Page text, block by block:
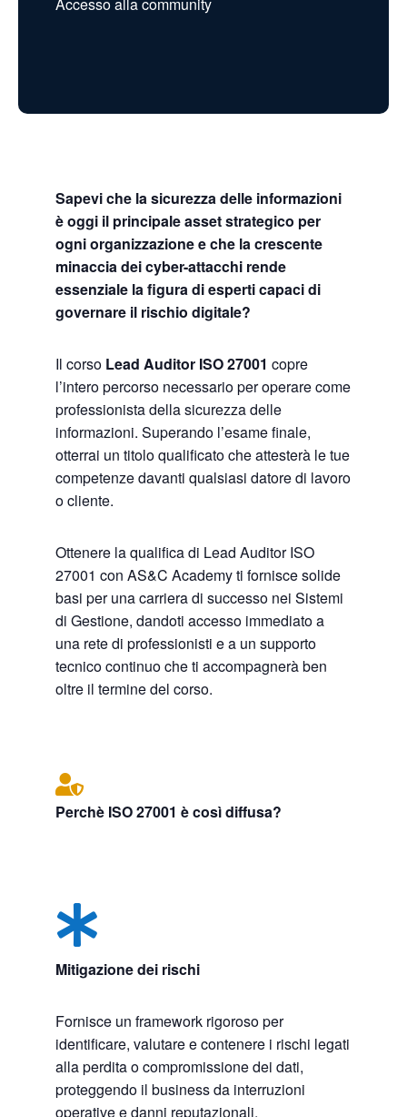
Sapevi che la sicurezza delle informazioni
è oggi il principale asset strategico per
ogni organizzazione e che la crescente
minaccia dei cyber-attacchi rende
essenziale la figura di esperti capaci di
governare il rischio digitale?
Il corso Lead Auditor ISO 27001 copre
l’intero percorso necessario per operare come
professionista della sicurezza delle
informazioni. Superando l’esame finale,
otterrai un titolo qualificato che attesterà le tue
competenze davanti qualsiasi datore di lavoro
o cliente.
Ottenere la qualifica di Lead Auditor ISO
27001 con AS&C Academy ti fornisce solide
basi per una carriera di successo nei Sistemi
di Gestione, dandoti accesso immediato a
una rete di professionisti e a un supporto
tecnico continuo che ti accompagnerà ben
oltre il termine del corso.

Perchè ISO 27001 è così diffusa?

Mitigazione dei rischi
Fornisce un framework rigoroso per
identificare, valutare e contenere i rischi legati
alla perdita o compromissione dei dati,
proteggendo il business da interruzioni
operative e danni reputazionali.